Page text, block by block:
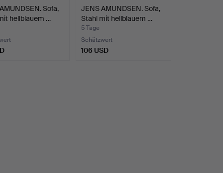
Sofa,
hellblauem …
JENS AMUNDSEN. Sofa,
Stahl mit hellblauem …
5 Tage
Schätzwert
106 USD